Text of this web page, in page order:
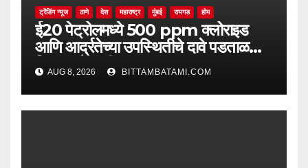
ट्रेंडिंग न्यूज ठाणे देश महाराष्ट्र मुंबई रायगड होम
ई20 पेट्रोलमध्ये 500 ppm क्लोराइड
आणि आर्द्रतेच्या उपस्थितीचे दावे पडताळणीत
सिद्ध झाले नाहीत
AUG 8, 2026 BITTAMBATAMI.COM